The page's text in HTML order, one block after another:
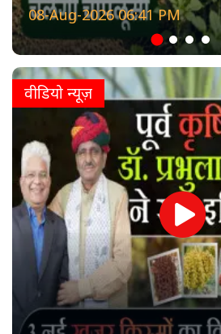
08-Aug-2026 06:41 PM
वीडियो न्यूज़